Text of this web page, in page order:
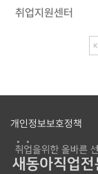
취업지원센터
개인정보보호정책